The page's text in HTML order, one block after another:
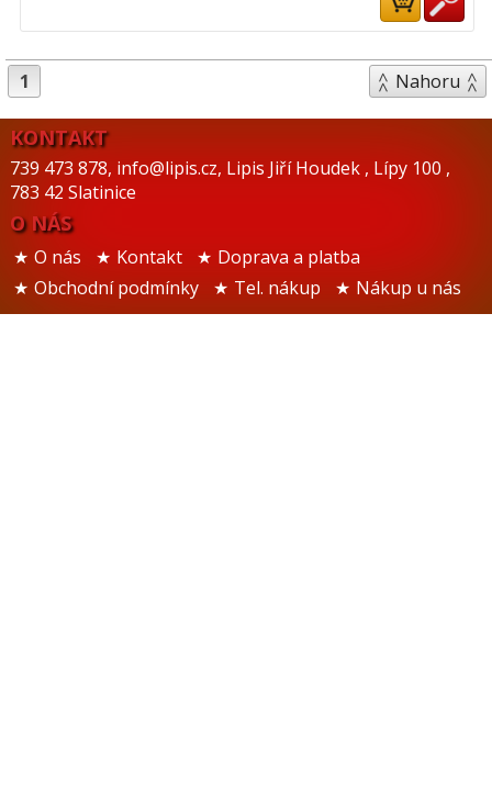
1 Nahoru
KONTAKT
739 473 878, info@lipis.cz, Lipis Jiří Houdek , Lípy 100 ,
783 42 Slatinice
O NÁS
O nás Kontakt
Doprava a platba
Obchodní podmínky
Tel. nákup Nákup u nás